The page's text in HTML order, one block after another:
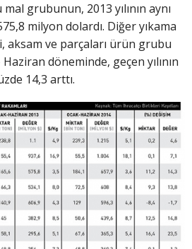
grubunun, 2013 yılının aynı
milyon dolardı. Diğer yıkama
aksam ve parçaları ürün grubu
Haziran döneminde, geçen yılının
14,3 arttı.